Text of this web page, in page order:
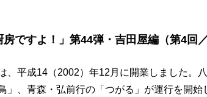
房ですよ！」第44弾・吉田屋編（第4回／
、平成14（2002）年12月に開業しました。
」、青森・弘前行の「つがる」が運行を開